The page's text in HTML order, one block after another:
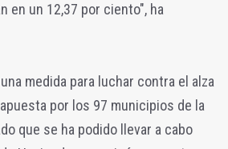
en un 12,37 por ciento", ha
medida para luchar contra el alza
por los 97 municipios de la
que se ha podido llevar a cabo